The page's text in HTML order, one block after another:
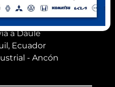
a Daule
Ecuador
- Ancón